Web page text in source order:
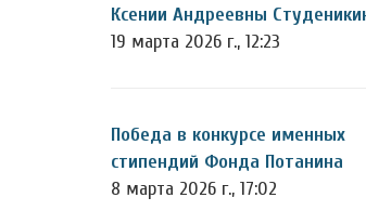
Ксении Андреевны
19 марта 2026 г., 12:23
Победа в конкурсе именных
стипендий Фонда Потанина
8 марта 2026 г., 17:02